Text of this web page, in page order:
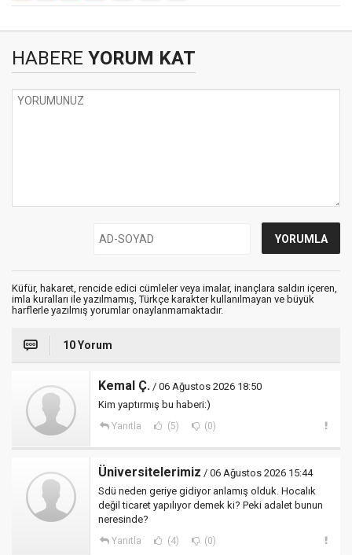
HABERE YORUM KAT
Küfür, hakaret, rencide edici cümleler veya imalar, inançlara saldırı içeren,
imla kuralları ile yazılmamış, Türkçe karakter kullanılmayan ve büyük
harflerle yazılmış yorumlar onaylanmamaktadır.
10 Yorum
Kemal Ç. / 06 Ağustos 2026 18:50
Kim yaptırmış bu haberi:)
Yanıtla (5) (0)
Üniversitelerimiz / 06 Ağustos 2026 15:44
Sdü neden geriye gidiyor anlamış olduk. Hocalık
değil ticaret yapılıyor demek ki? Peki adalet bunun
neresinde?
Yanıtla (4) (0)